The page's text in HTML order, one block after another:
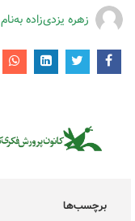
زهره یزدی‌زاده به‌نام
برچسب‌ها